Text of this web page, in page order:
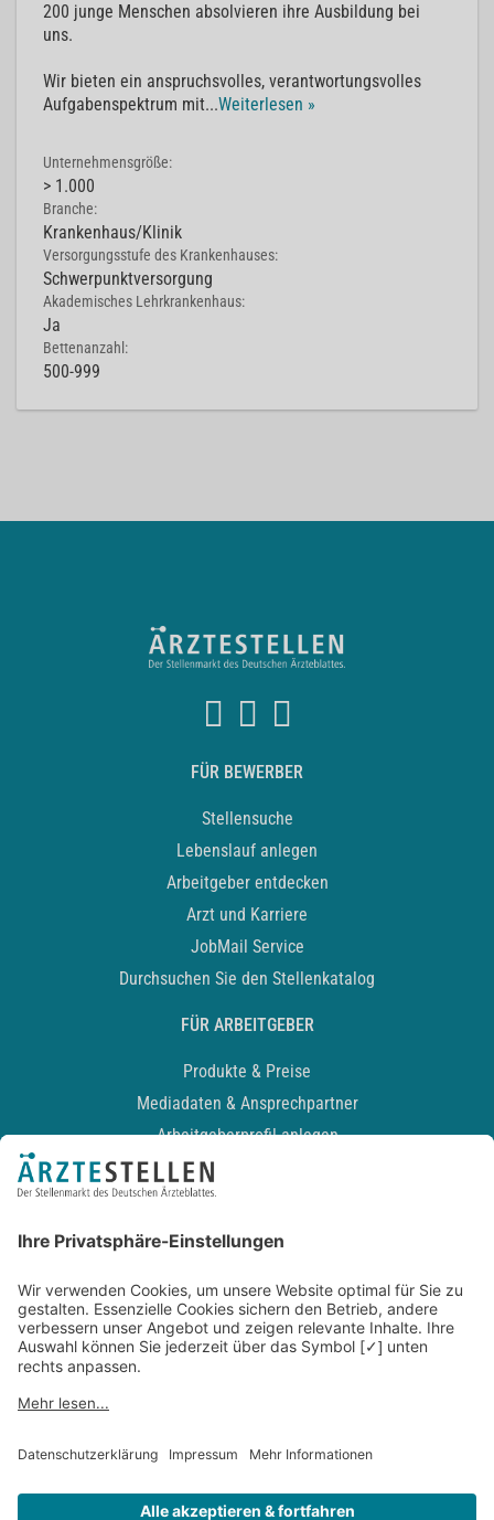
200 junge Menschen absolvieren ihre Ausbildung bei
uns.
Wir bieten ein anspruchsvolles, verantwortungsvolles
Aufgabenspektrum mit...Weiterlesen »
Unternehmensgröße:
> 1.000
Branche:
Krankenhaus/Klinik
Versorgungsstufe des Krankenhauses:
Schwerpunktversorgung
Akademisches Lehrkrankenhaus:
Ja
Bettenanzahl:
500-999
FÜR BEWERBER
Stellensuche
Lebenslauf anlegen
Arbeitgeber entdecken
Arzt und Karriere
JobMail Service
Durchsuchen Sie den Stellenkatalog
FÜR ARBEITGEBER
Produkte & Preise
Mediadaten & Ansprechpartner
Arbeitgeberprofil anlegen
Recruiting-Podcast
Kontakt
Datenschutz
Newsletter